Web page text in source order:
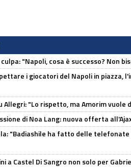
"Napoli, cosa è successo? Non
i giocatori del Napoli in piazza,
Allegri: "Lo rispetto, ma Amorim vuole
di Noa Lang: nuova offerta
"Badiashile ha fatto delle
a Castel Di Sangro non solo per